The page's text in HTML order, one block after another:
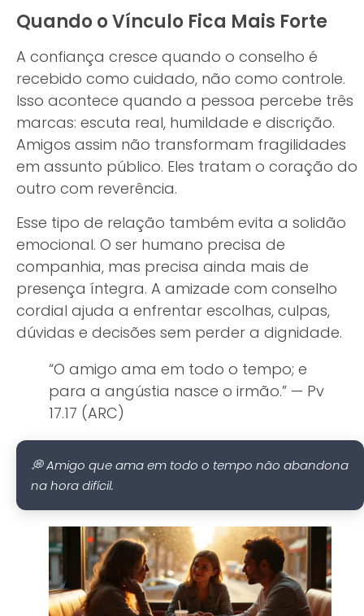
Quando o Vínculo Fica Mais Forte
A confiança cresce quando o conselho é
recebido como cuidado, não como controle.
Isso acontece quando a pessoa percebe três
marcas: escuta real, humildade e discrição.
Amigos assim não transformam fragilidades
em assunto público. Eles tratam o coração do
outro com reverência.
Esse tipo de relação também evita a solidão
emocional. O ser humano precisa de
companhia, mas precisa ainda mais de
presença íntegra. A amizade com conselho
cordial ajuda a enfrentar escolhas, culpas,
dúvidas e decisões sem perder a dignidade.
“O amigo ama em todo o tempo; e
para a angústia nasce o irmão.” — Pv
17.17 (ARC)
💭 Amigo que ama em todo o tempo não abandona
na hora difícil.